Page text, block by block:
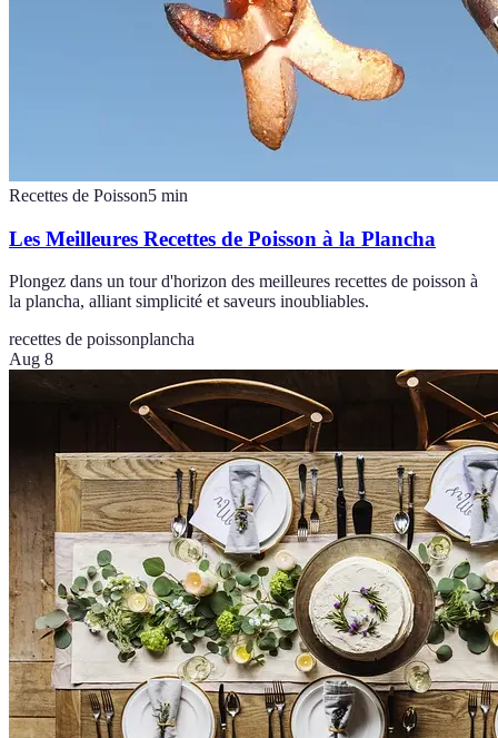
Recettes de Poisson5 min
Les Meilleures Recettes de Poisson à la Plancha
Plongez dans un tour d'horizon des meilleures recettes de poisson à
la plancha, alliant simplicité et saveurs inoubliables.
recettes de poissonplancha
Aug 8